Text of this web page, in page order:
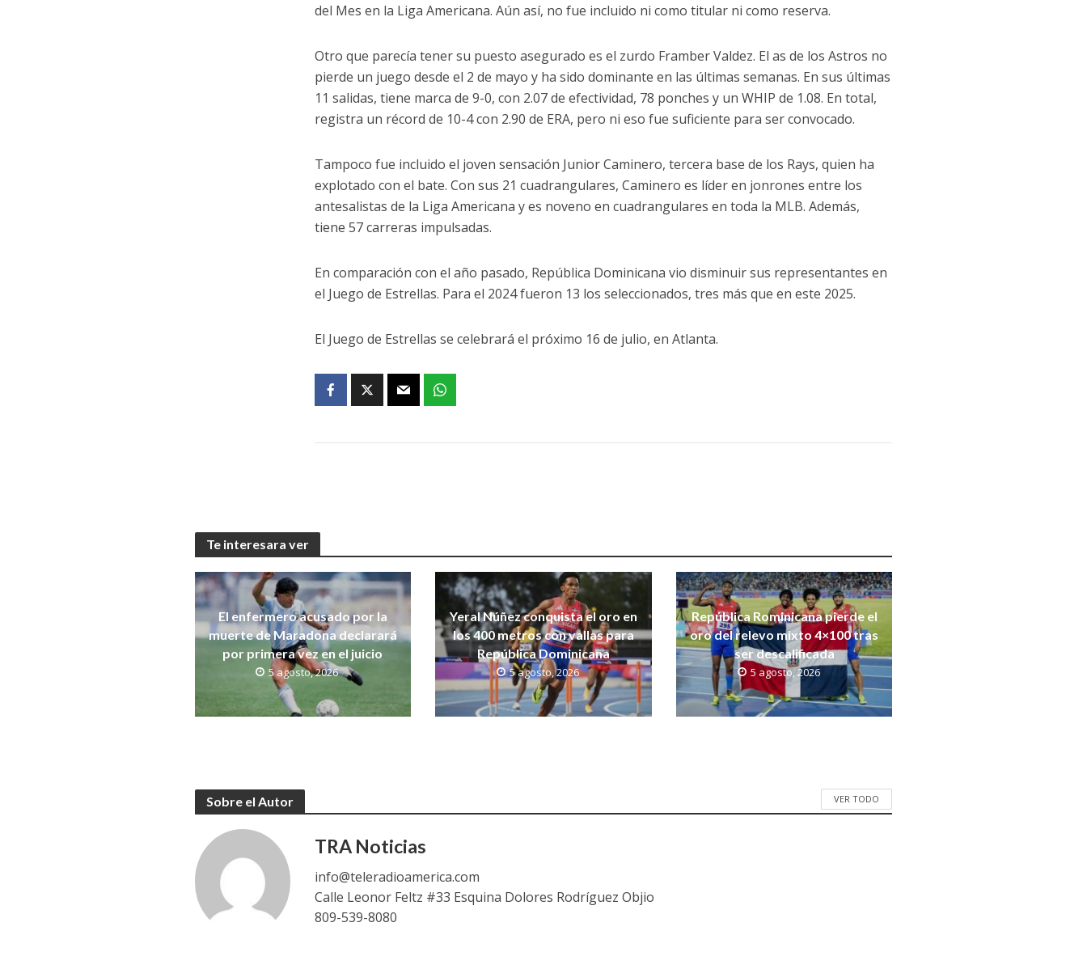
del Mes en la Liga Americana. Aún así, no fue incluido ni como titular ni como reserva.
Otro que parecía tener su puesto asegurado es el zurdo Framber Valdez. El as de los Astros no
pierde un juego desde el 2 de mayo y ha sido dominante en las últimas semanas. En sus últimas
11 salidas, tiene marca de 9-0, con 2.07 de efectividad, 78 ponches y un WHIP de 1.08. En total,
registra un récord de 10-4 con 2.90 de ERA, pero ni eso fue suficiente para ser convocado.
Tampoco fue incluido el joven sensación Junior Caminero, tercera base de los Rays, quien ha
explotado con el bate. Con sus 21 cuadrangulares, Caminero es líder en jonrones entre los
antesalistas de la Liga Americana y es noveno en cuadrangulares en toda la MLB. Además,
tiene 57 carreras impulsadas.
En comparación con el año pasado, República Dominicana vio disminuir sus representantes en
el Juego de Estrellas. Para el 2024 fueron 13 los seleccionados, tres más que en este 2025.
El Juego de Estrellas se celebrará el próximo 16 de julio, en Atlanta.
Te interesara ver
El enfermero acusado por la
muerte de Maradona declarará
por primera vez en el juicio
5 agosto, 2026
Yeral Núñez conquista el oro en
los 400 metros con vallas para
República Dominicana
5 agosto, 2026
República Rominicana pierde el
oro del relevo mixto 4×100 tras
ser descalificada
5 agosto, 2026
Sobre el Autor VER TODO
TRA Noticias
info@teleradioamerica.com
Calle Leonor Feltz #33 Esquina Dolores Rodríguez Objio
809-539-8080